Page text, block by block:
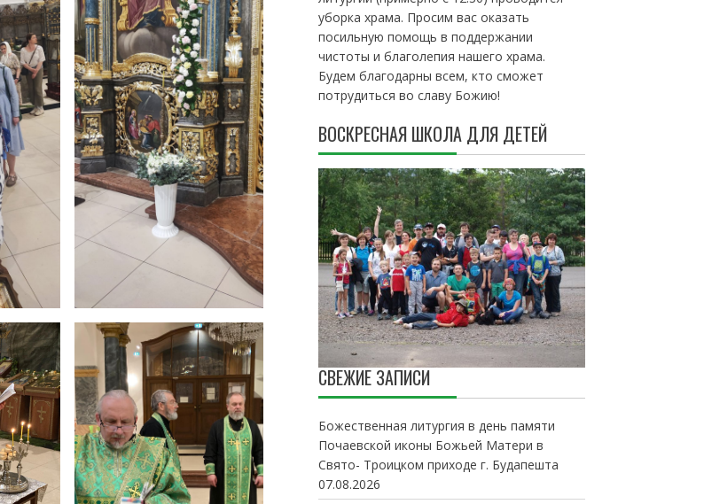
уборка храма. Просим вас оказать
посильную помощь в поддержании
чистоты и благолепия нашего храма.
Будем благодарны всем, кто сможет
потрудиться во славу Божию!
ВОСКРЕСНАЯ ШКОЛА ДЛЯ ДЕТЕЙ
СВЕЖИЕ ЗАПИСИ
Божественная литургия в день памяти
Почаевской иконы Божьей Матери в
Свято- Троицком приходе г. Будапешта
07.08.2026